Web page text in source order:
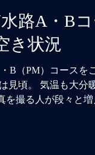
路A・B
き状況
B（PM）コースを
見頃。 気温も大分
を撮る人が段々と